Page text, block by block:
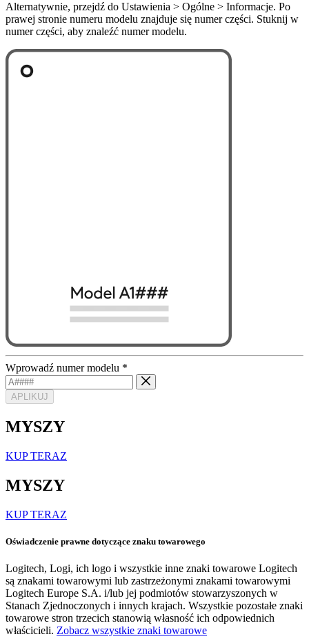
Alternatywnie, przejdź do Ustawienia > Ogólne > Informacje. Po
prawej stronie numeru modelu znajduje się numer części. Stuknij w
numer części, aby znaleźć numer modelu.
Wprowadź numer modelu *
APLIKUJ
MYSZY
KUP TERAZ
MYSZY
KUP TERAZ
Oświadczenie prawne dotyczące znaku towarowego
Logitech, Logi, ich logo i wszystkie inne znaki towarowe Logitech
są znakami towarowymi lub zastrzeżonymi znakami towarowymi
Logitech Europe S.A. i/lub jej podmiotów stowarzyszonych w
Stanach Zjednoczonych i innych krajach. Wszystkie pozostałe znaki
towarowe stron trzecich stanowią własność ich odpowiednich
właścicieli. Zobacz wszystkie znaki towarowe